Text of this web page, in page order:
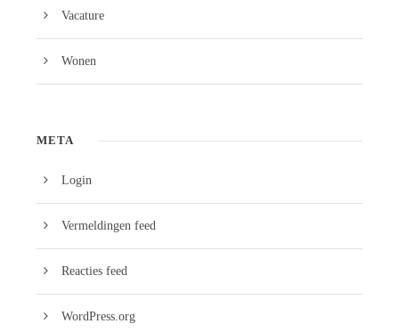
Vacature
Wonen
META
Login
Vermeldingen feed
Reacties feed
WordPress.org